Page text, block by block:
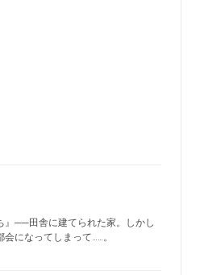
』──田舎に建てられた家。しかし
になってしまって……。